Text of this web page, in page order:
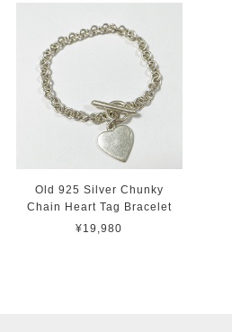
Old 925 Silver Chunky
Chain Heart Tag Bracelet
¥19,980